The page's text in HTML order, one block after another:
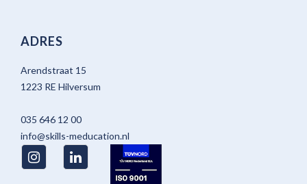
ADRES
Arendstraat 15
1223 RE Hilversum
035 646 12 00
info@skills-meducation.nl